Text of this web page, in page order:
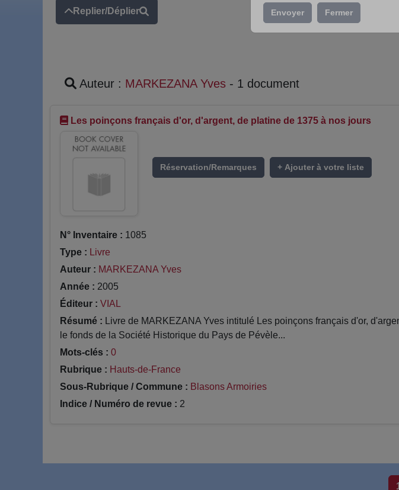
Replier/Déplier
Auteur : MARKEZANA Yves - 1 document
Les poinçons français d'or, d'argent, de platine de 1375 à nos jours
Réservation/Remarques + Ajouter à votre liste
N° Inventaire : 1085
Type : Livre
Auteur : MARKEZANA Yves
Année : 2005
Éditeur : VIAL
Résumé : Livre de MARKEZANA Yves intitulé Les poinçons français d'or,
le fonds de la Société Historique du Pays de Pévèle...
Mots-clés : 0
Rubrique : Hauts-de-France
Sous-Rubrique / Commune : Blasons Armoiries
Indice / Numéro de revue : 2
confidentialité)
Envoyer Fermer